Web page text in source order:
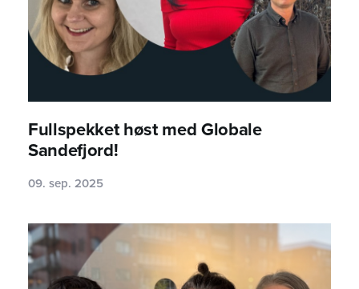
Fullspekket høst med Globale
Sandefjord!
09. sep. 2025